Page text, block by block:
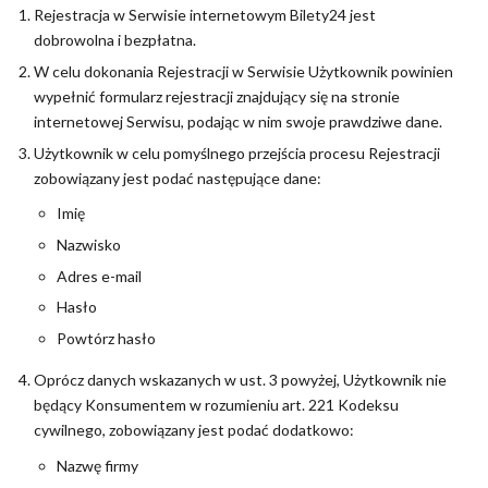
Rejestracja w Serwisie internetowym Bilety24 jest
dobrowolna i bezpłatna.
W celu dokonania Rejestracji w Serwisie Użytkownik powinien
wypełnić formularz rejestracji znajdujący się na stronie
internetowej Serwisu, podając w nim swoje prawdziwe dane.
Użytkownik w celu pomyślnego przejścia procesu Rejestracji
zobowiązany jest podać następujące dane:
Imię
Nazwisko
Adres e-mail
Hasło
Powtórz hasło
Oprócz danych wskazanych w ust. 3 powyżej, Użytkownik nie
będący Konsumentem w rozumieniu art. 221 Kodeksu
cywilnego, zobowiązany jest podać dodatkowo:
Nazwę firmy